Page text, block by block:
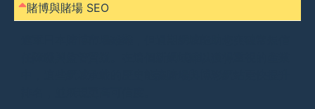
賭博與賭場 SEO